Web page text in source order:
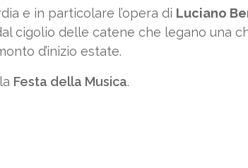
e in particolare l’opera di Luciano
cigolio delle catene che legano una
d’inizio estate.
Festa della Musica.